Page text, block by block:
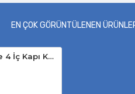
EN ÇOK GÖRÜNTÜLENEN
Renault Megane 4 İç Kapı Kolu Çerçevesi 2016-2025